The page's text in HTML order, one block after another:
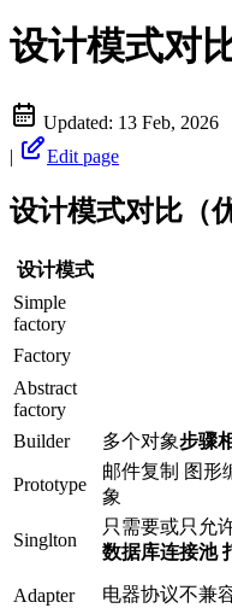
设计模式对
Updated: 13 Feb, 2026
|
Edit page
设计模式对比（
设计模式
Simple
factory
Factory
Abstract
factory
Builder 多个对象步骤
Prototype
邮件复制 图形
象
Singlton
只需要或只允
数据库连接池
Adapter 电器协议不兼